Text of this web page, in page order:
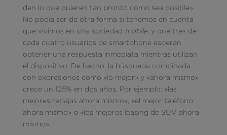
den lo que quieren tan pronto como sea posible».
No podía ser de otra forma si tenemos en cuenta
que vivimos en una sociedad mobile, y que tres de
cada cuatro usuarios de smartphone esperan
obtener una respuesta inmediata mientras utilizan
el dispositivo. De hecho, la búsqueda combinada
con expresiones como «lo mejor» y «ahora mismo»
crece un 125% en dos años. Por ejemplo: «las
mejores rebajas ahora mismo», «el mejor teléfono
ahora mismo» o «los mejores leasing de SUV ahora
mismo».